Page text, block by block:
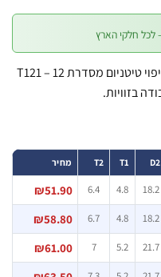
מפתח רינג ראצ׳ט קצר גמיש CR-V עם ציפוי טיטניום מסדרת T121 – 12
T1
T2 מחיר
4.8
6.4
₪51.90
4.8
6.7
₪58.80
5.2
7
₪61.00